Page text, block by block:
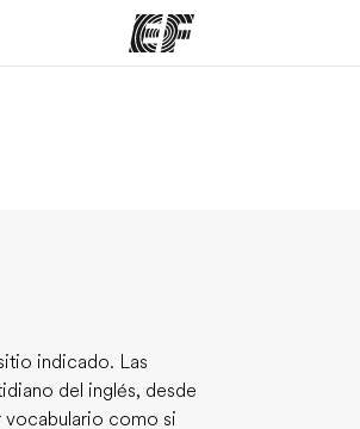
indicado. Las
del inglés, desde
vocabulario como si